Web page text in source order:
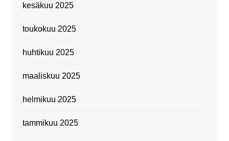
kesäkuu 2025
toukokuu 2025
huhtikuu 2025
maaliskuu 2025
helmikuu 2025
tammikuu 2025